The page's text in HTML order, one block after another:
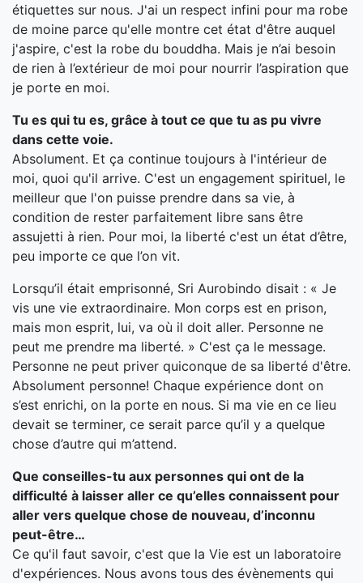
étiquettes sur nous. J'ai un respect infini pour ma robe
de moine parce qu'elle montre cet état d'être auquel
j'aspire, c'est la robe du bouddha. Mais je n’ai besoin
de rien à l’extérieur de moi pour nourrir l’aspiration que
je porte en moi.
Tu es qui tu es, grâce à tout ce que tu as pu vivre
dans cette voie.
Absolument. Et ça continue toujours à l'intérieur de
moi, quoi qu'il arrive. C'est un engagement spirituel, le
meilleur que l'on puisse prendre dans sa vie, à
condition de rester parfaitement libre sans être
assujetti à rien. Pour moi, la liberté c'est un état d’être,
peu importe ce que l’on vit.
Lorsqu’il était emprisonné, Sri Aurobindo disait : « Je
vis une vie extraordinaire. Mon corps est en prison,
mais mon esprit, lui, va où il doit aller. Personne ne
peut me prendre ma liberté. » C'est ça le message.
Personne ne peut priver quiconque de sa liberté d'être.
Absolument personne! Chaque expérience dont on
s’est enrichi, on la porte en nous. Si ma vie en ce lieu
devait se terminer, ce serait parce qu’il y a quelque
chose d’autre qui m’attend.
Que conseilles-tu aux personnes qui ont de la
difficulté à laisser aller ce qu’elles connaissent pour
aller vers quelque chose de nouveau, d’inconnu
peut-être…
Ce qu'il faut savoir, c'est que la Vie est un laboratoire
d'expériences. Nous avons tous des évènements qui